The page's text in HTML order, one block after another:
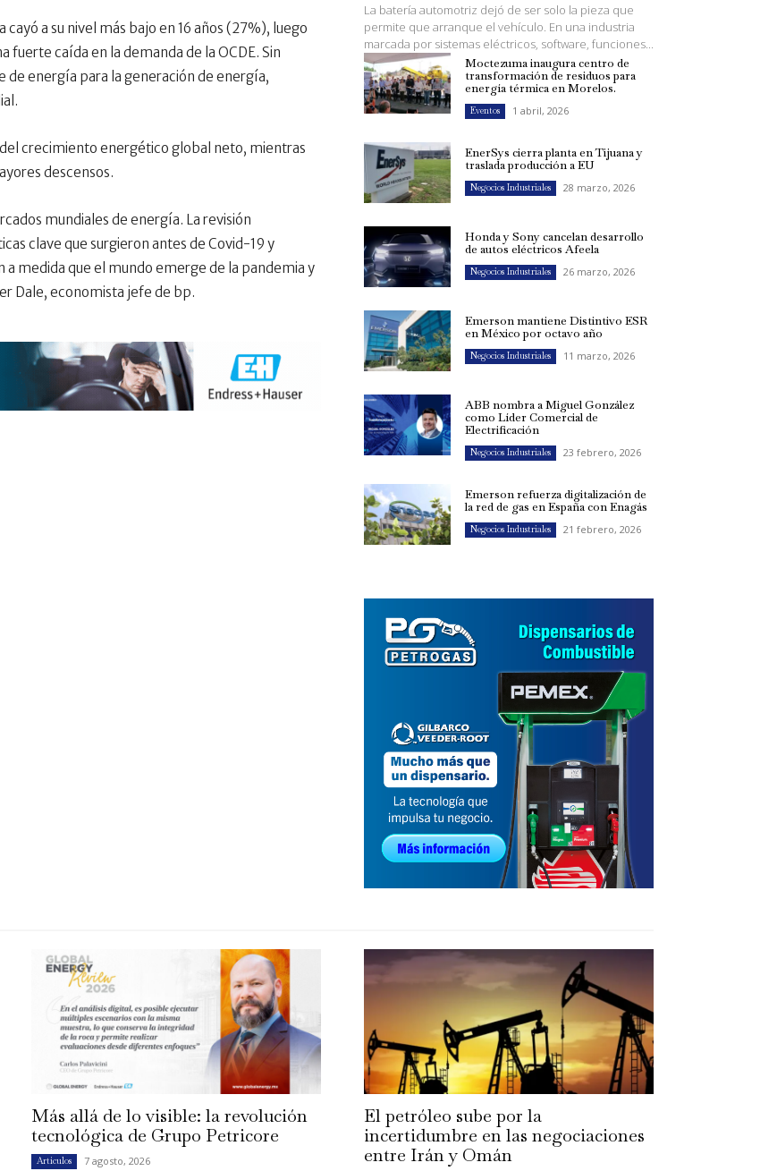
a su nivel más bajo en 16 años (27%), luego
fuerte caída en la demanda de la OCDE. Sin
energía para la generación de energía,
crecimiento energético global neto, mientras
descensos.
mundiales de energía. La revisión
clave que surgieron antes de Covid-19 y
medida que el mundo emerge de la pandemia y
Dale, economista jefe de bp.
La batería automotriz dejó de ser solo la pieza que
permite que arranque el vehículo. En una industria
marcada por sistemas eléctricos, software, funciones...
Moctezuma inaugura centro de
transformación de residuos para
energía térmica en Morelos.
Eventos 1 abril, 2026
EnerSys cierra planta en Tijuana y
traslada producción a EU
Negocios Industriales 28 marzo, 2026
Honda y Sony cancelan desarrollo
de autos eléctricos Afeela
Negocios Industriales 26 marzo, 2026
Emerson mantiene Distintivo ESR
en México por octavo año
Negocios Industriales 11 marzo, 2026
ABB nombra a Miguel González
como Líder Comercial de
Electrificación
Negocios Industriales 23 febrero, 2026
Emerson refuerza digitalización de
la red de gas en España con Enagás
Negocios Industriales 21 febrero, 2026
Más allá de lo visible: la revolución
tecnológica de Grupo Petricore
Artículos 7 agosto, 2026
El petróleo sube por la
incertidumbre en las negociaciones
entre Irán y Omán